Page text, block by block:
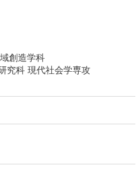
創造学科
究科 現代社会学専攻